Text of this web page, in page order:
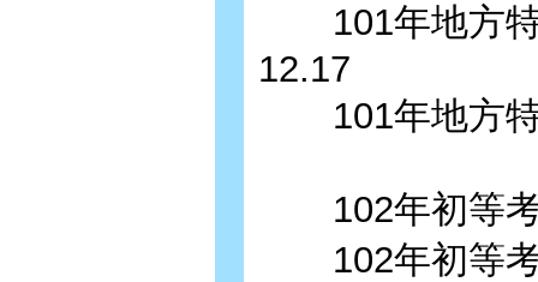
101年地方特
12.17
101年地方特
102年初等考
102年初等考